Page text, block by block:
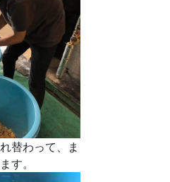
替わって、ま
す。